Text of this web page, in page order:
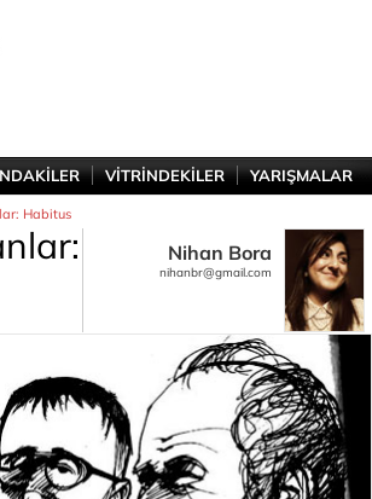
VİTRİNDEKİLER YARIŞMALAR
Habitus
Nihan Bora
nihanbr@gmail.com